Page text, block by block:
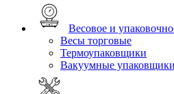
Весовое и
Весы торговые
Термоупаковщики
Вакуумные упаковщики